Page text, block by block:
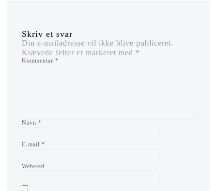
Skriv et svar
Din e-mailadresse vil ikke blive publiceret.
Krævede felter er markeret med *
Kommentar *
Navn *
E-mail *
Websted